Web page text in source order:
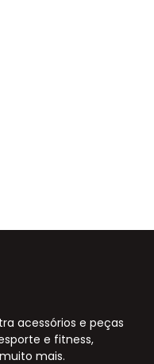
acessórios e peças
e fitness,
mais.